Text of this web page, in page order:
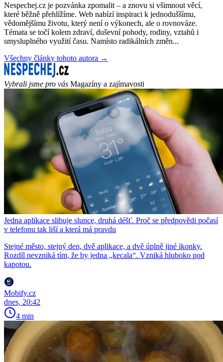
Nespechej.cz je pozvánka zpomalit – a znovu si všimnout věcí,
které běžně přehlížíme. Web nabízí inspiraci k jednoduššímu,
vědomějšímu životu, který není o výkonech, ale o rovnováze.
Témata se točí kolem zdraví, duševní pohody, rodiny, vztahů i
smysluplného využití času. Namísto radikálních změn...
Všechny články tohoto autora →
Vybrali jsme pro vás Magazíny a zajímavosti
Jedna aplikace slibuje slunce, druhá déšť. Proč se předpovědi počasí
v telefonu tak liší a která má pravdu
Stejné město, stejný den, dvě aplikace, a dvě úplně jiné ikonky.
Rozdíl nevzniká tím, že by jedna „kecala“. Vzniká hluboko pod
kapotou.
Mobify.cz
dnes, 20:42
4 min